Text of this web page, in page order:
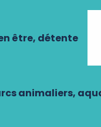
être, détente
animaliers,
Préhistoire -,